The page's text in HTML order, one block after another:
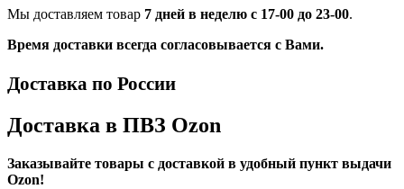
Мы доставляем товар 7 дней в неделю с 17-00 до 23-00.
Время доставки всегда согласовывается с Вами.
Доставка по России
Доставка в ПВЗ Ozon
Заказывайте товары с доставкой в удобный пункт выдачи
Ozon!